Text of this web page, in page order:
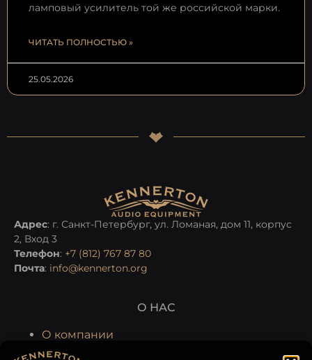
ламповый усилитель той же российской марки.
ЧИТАТЬ ПОЛНОСТЬЮ »
25.05.2026
Адрес: г. Санкт-Петербург, ул. Ломаная, дом 11, корпус
2, Вход 3
Телефон: +7 (812) 767 87 80
Почта: info@kennerton.org
О НАС
О компании
Производство